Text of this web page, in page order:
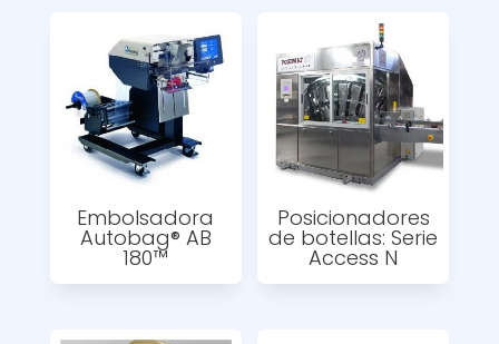
Embolsadora
Autobag® AB
180™
Posicionadores
de botellas: Serie
Access N